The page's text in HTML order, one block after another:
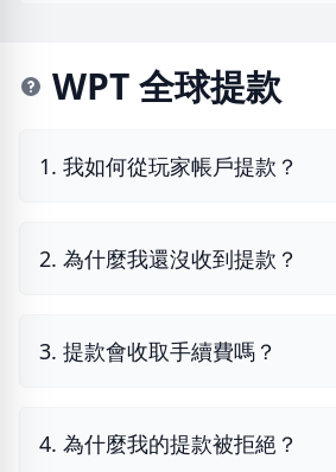
WPT 全球提款
1. 我如何從玩家帳戶提款？
2. 為什麼我還沒收到提款？
3. 提款會收取手續費嗎？
4. 為什麼我的提款被拒絕？